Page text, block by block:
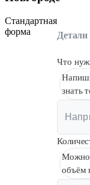
О компании
Написать
Арендодателям
Портфолио
Стандартная
форма
Детали
Что
знать
Можно
объём